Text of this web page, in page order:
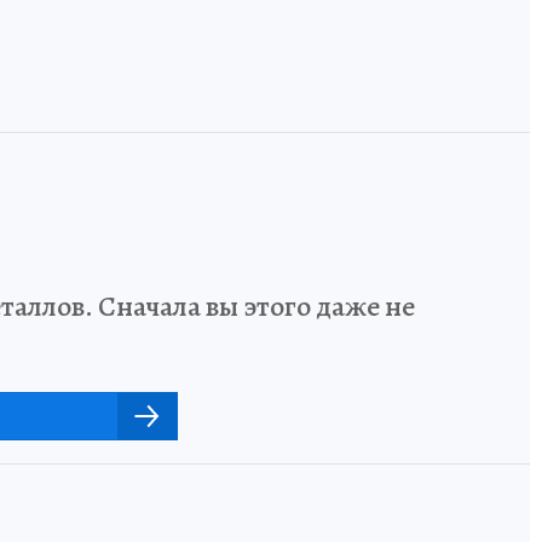
Сначала вы этого даже не